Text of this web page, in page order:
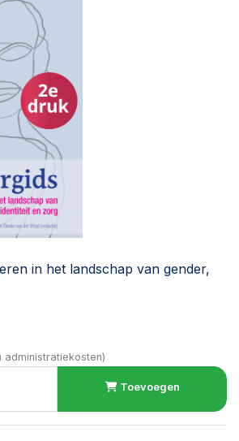
in het landschap van gender,
Toevoegen